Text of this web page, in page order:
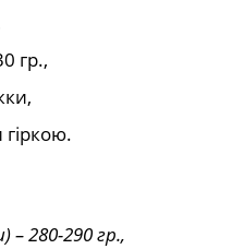
гр.,
– 280-290 гр.,